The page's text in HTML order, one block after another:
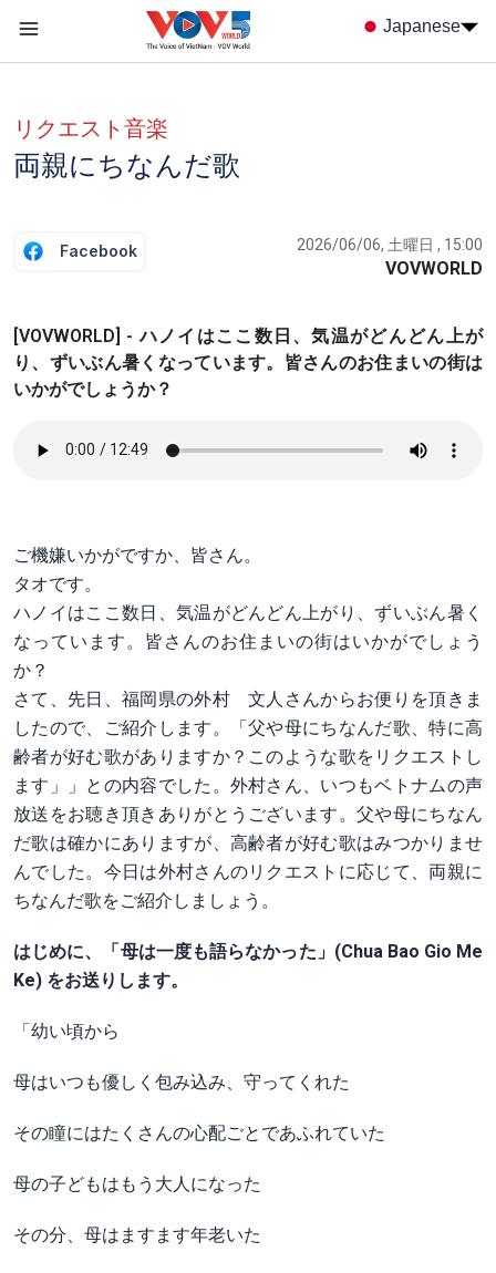
Japanese
リクエスト音楽
両親にちなんだ歌
Facebook 2026/06/06, 土曜日 , 15:00
VOVWORLD
[VOVWORLD] - ハノイはここ数日、気温がどんどん上が
り、ずいぶん暑くなっています。皆さんのお住まいの街は
いかがでしょうか？
ご機嫌いかがですか、皆さん。
タオです。
ハノイはここ数日、気温がどんどん上がり、ずいぶん暑く
なっています。皆さんのお住まいの街はいかがでしょう
か？
さて、先日、福岡県の外村 文人さんからお便りを頂きま
したので、ご紹介します。「父や母にちなんだ歌、特に高
齢者が好む歌がありますか？このような歌をリクエストし
ます」」との内容でした。外村さん、いつもベトナムの声
放送をお聴き頂きありがとうございます。父や母にちなん
だ歌は確かにありますが、高齢者が好む歌はみつかりませ
んでした。今日は外村さんのリクエストに応じて、両親に
ちなんだ歌をご紹介しましょう。
はじめに、「母は一度も語らなかった」(Chua Bao Gio Me
Ke) をお送りします。
「幼い頃から
母はいつも優しく包み込み、守ってくれた
その瞳にはたくさんの心配ごとであふれていた
母の子どもはもう大人になった
その分、母はますます年老いた